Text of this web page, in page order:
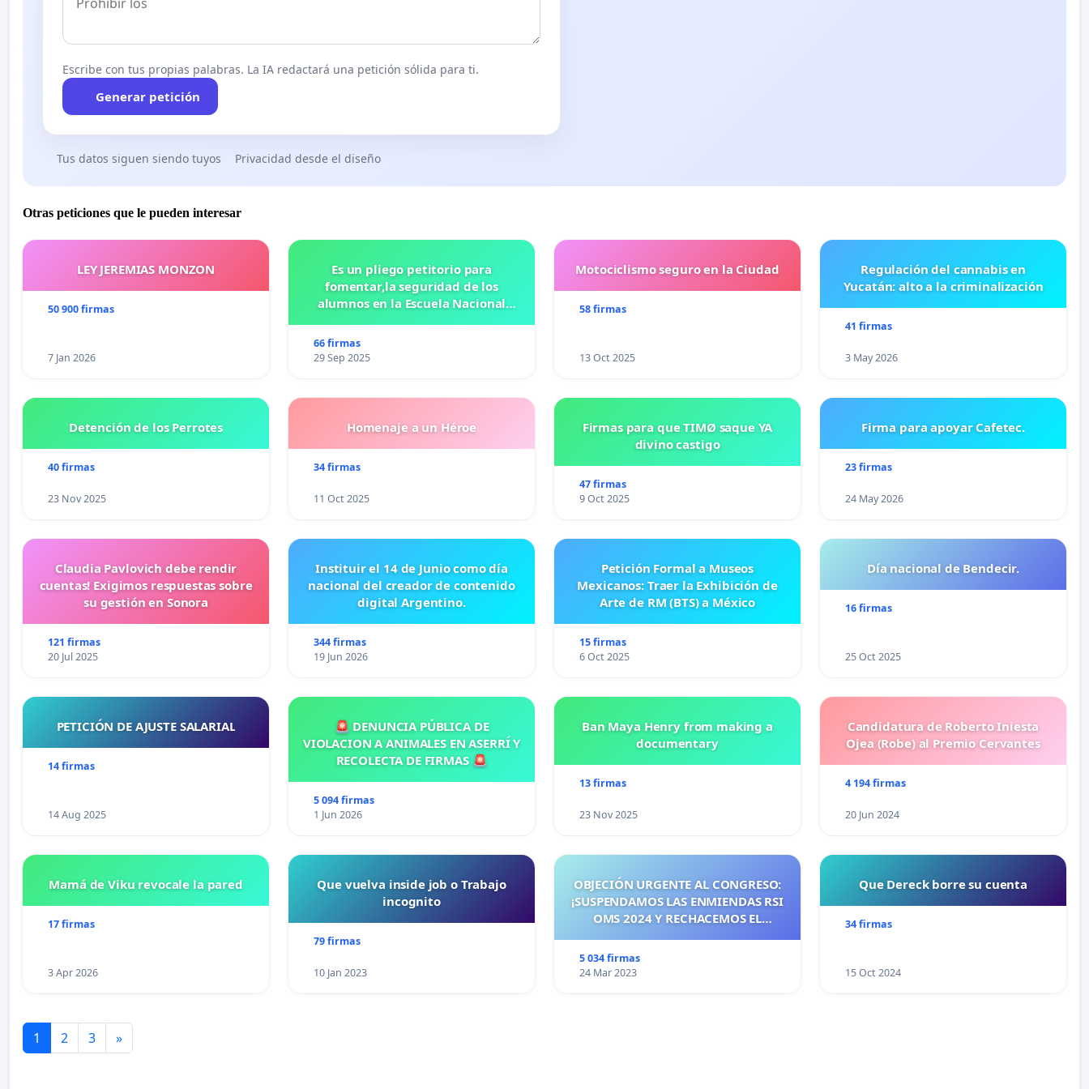
Escribe con tus propias palabras. La IA redactará una petición sólida para ti.
Generar petición
Tus datos siguen siendo tuyos Privacidad desde el diseño
Otras peticiones que le pueden interesar
LEY JEREMIAS MONZON
50 900 firmas
7 Jan 2026
Es un pliego petitorio para
fomentar,la seguridad de los
alumnos en la Escuela Nacional
66 firmas
29 Sep 2025
Motociclismo seguro en la Ciudad
58 firmas
13 Oct 2025
Regulación del cannabis en
Yucatán: alto a la criminalización
41 firmas
3 May 2026
Detención de los Perrotes
40 firmas
23 Nov 2025
Homenaje a un Héroe
34 firmas
11 Oct 2025
Firmas para que TIMØ saque YA
divino castigo
47 firmas
9 Oct 2025
Firma para apoyar Cafetec.
23 firmas
24 May 2026
Claudia Pavlovich debe rendir
cuentas! Exigimos respuestas sobre
su gestión en Sonora
121 firmas
20 Jul 2025
Instituir el 14 de Junio como día
nacional del creador de contenido
digital Argentino.
344 firmas
19 Jun 2026
Petición Formal a Museos
Mexicanos: Traer la Exhibición de
Arte de RM (BTS) a México
15 firmas
6 Oct 2025
Día nacional de Bendecir.
16 firmas
25 Oct 2025
PETICIÓN DE AJUSTE SALARIAL
14 firmas
14 Aug 2025
🚨 DENUNCIA PÚBLICA DE
VIOLACION A ANIMALES EN ASERRÍ Y
RECOLECTA DE FIRMAS 🚨
5 094 firmas
1 Jun 2026
Ban Maya Henry from making a
documentary
13 firmas
23 Nov 2025
Candidatura de Roberto Iniesta
Ojea (Robe) al Premio Cervantes
4 194 firmas
20 Jun 2024
Mamá de Viku revocale la pared
17 firmas
3 Apr 2026
Que vuelva inside job o Trabajo
incognito
79 firmas
10 Jan 2023
OBJECIÓN URGENTE AL CONGRESO:
¡SUSPENDAMOS LAS ENMIENDAS RSI
OMS 2024 Y RECHACEMOS EL
MAYO 2026! ¡CIUDADANOS DE
ESPAÑA, ACTUEMOS ANTES DE QUE
5 034 firmas
24 Mar 2023
Que Dereck borre su cuenta
34 firmas
15 Oct 2024
1 2 3 »